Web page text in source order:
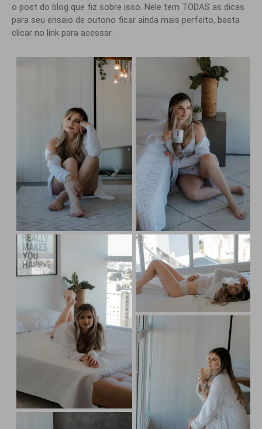
o post do blog que fiz sobre isso. Nele tem TODAS as dicas
para seu ensaio de outono ficar ainda mais perfeito, basta
clicar no link para acessar.